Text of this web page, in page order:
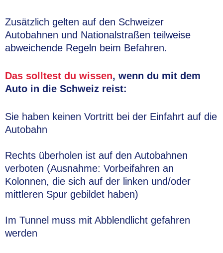
Zusätzlich gelten auf den Schweizer
Autobahnen und Nationalstraßen teilweise
abweichende Regeln beim Befahren.
Das solltest du wissen, wenn du mit dem
Auto in die Schweiz reist:
Sie haben keinen Vortritt bei der Einfahrt auf die
Autobahn
Rechts überholen ist auf den Autobahnen
verboten (Ausnahme: Vorbeifahren an
Kolonnen, die sich auf der linken und/oder
mittleren Spur gebildet haben)
Im Tunnel muss mit Abblendlicht gefahren
werden